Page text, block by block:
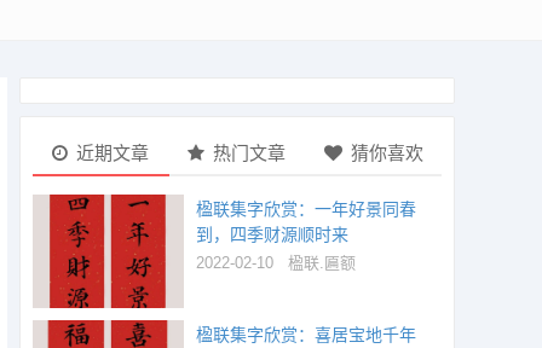
近期文章 热门文章 猜你喜欢
楹联集字欣赏：一年好景同春
到，四季财源顺时来
2022-02-10 楹联.匾额
楹联集字欣赏：喜居宝地千年